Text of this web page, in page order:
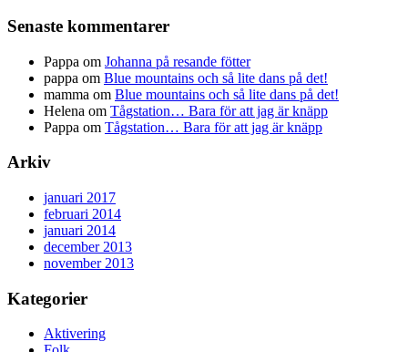
Senaste kommentarer
Pappa om Johanna på resande fötter
pappa om Blue mountains och så lite dans på det!
mamma om Blue mountains och så lite dans på det!
Helena om Tågstation… Bara för att jag är knäpp
Pappa om Tågstation… Bara för att jag är knäpp
Arkiv
januari 2017
februari 2014
januari 2014
december 2013
november 2013
Kategorier
Aktivering